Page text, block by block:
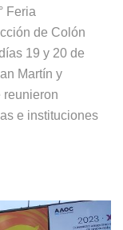
Feria
de Colón
19 y 20 de
Martín y
reunieron
e instituciones